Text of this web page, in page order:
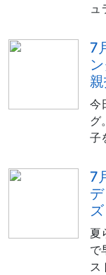
ュ
7
親
今
グ
子
7
夏
で
ス